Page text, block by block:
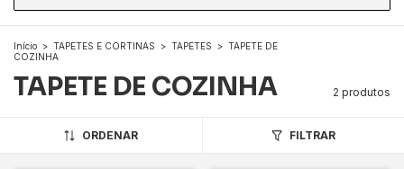
Início > TAPETES E CORTINAS > TAPETES > TAPETE DE
COZINHA
TAPETE DE COZINHA 2 produtos
ORDENAR FILTRAR